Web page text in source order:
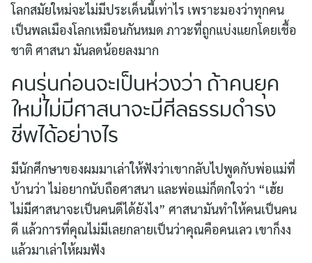
โลกสมัยใหม่จะไม่มีประเด็นนี้เท่าไร เพราะมองว่าทุกคน
เป็นพลเมืองโลกเหมือนกันหมด ภาวะที่ถูกแบ่งแยกโดยเชื้อ
ชาติ ศาสนา มันลดน้อยลงมาก
คนรุ่นก่อนจะเป็นห่วงว่า ถ้าคนยุค
ใหม่ไม่มีศาสนาจะมีศีลธรรมดำรง
ชีพได้อย่างไร
มีนักศึกษาของผมมาเล่าให้ฟังว่าเขากลับไปพูดกับพ่อแม่ที่
บ้านว่า ไม่อยากนับถือศาสนา และพ่อแม่ก็ตกใจว่า “เฮ้ย
ไม่มีศาสนาจะเป็นคนดีได้ยังไง” ศาสนามันทำให้คนเป็นคน
ดี แล้วการที่คุณไม่มีเลยกลายเป็นว่าคุณคือคนเลว เขาก็งง
แล้วมาเล่าให้ผมฟัง